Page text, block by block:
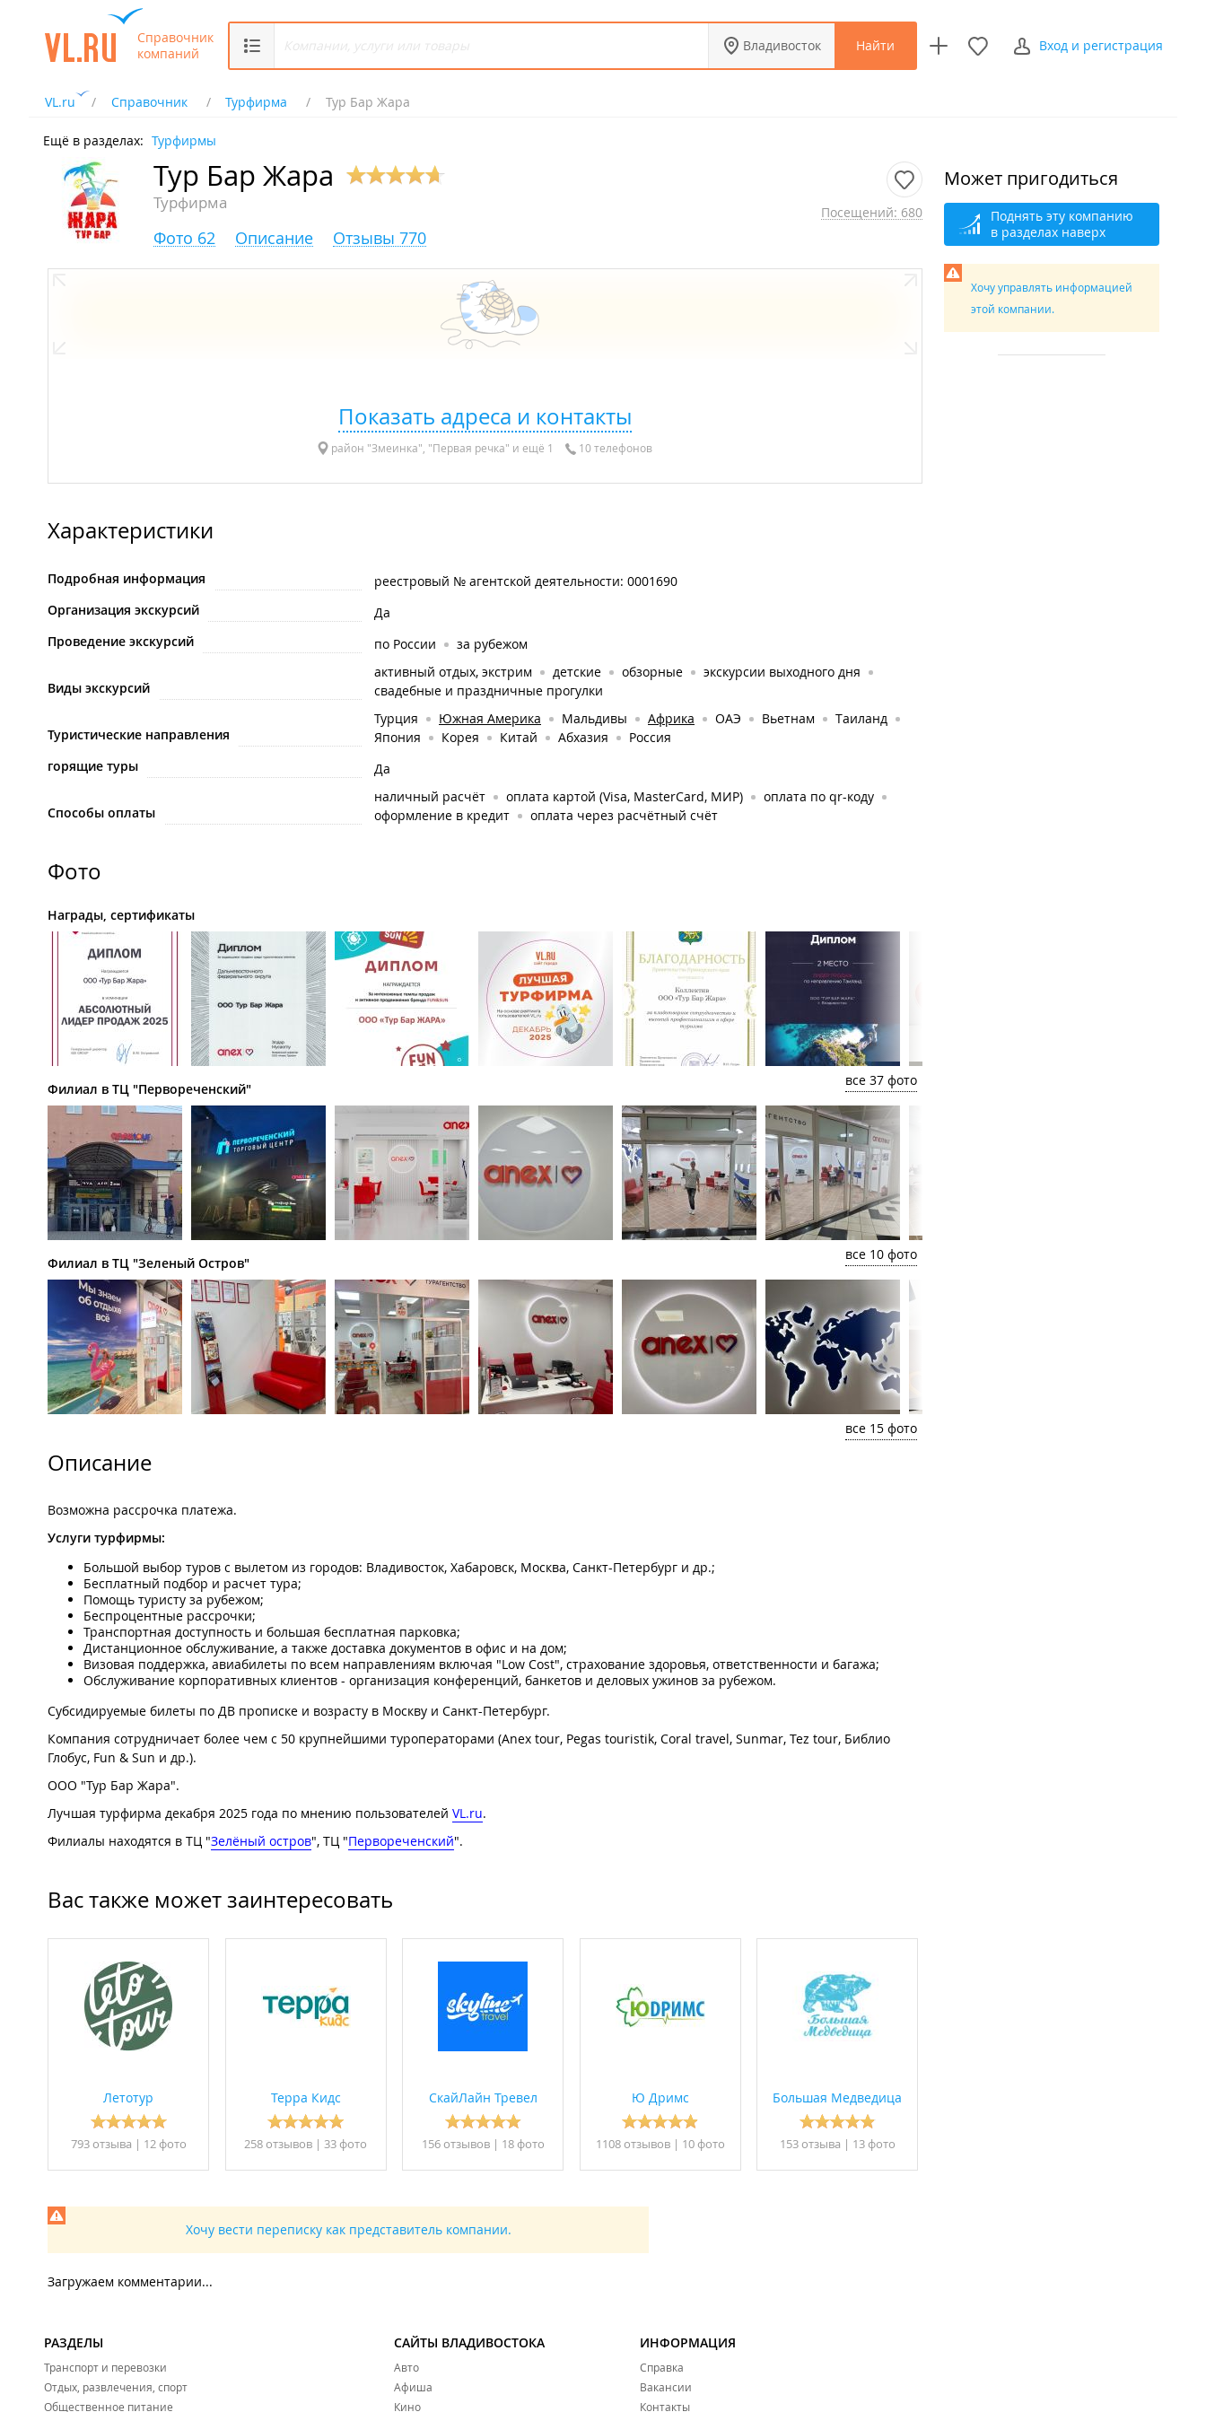
Справочник
компаний
Владивосток Найти Вход и регистрация
VL.ru Справочник Турфирма Тур Бар Жара
Ещё в разделах: Турфирмы
Тур Бар Жара
Турфирма Посещений: 680
Фото 62 Описание Отзывы 770
Показать адреса и контакты
район "Змеинка", "Первая речка" и ещё 1 10 телефонов
Характеристики
Подробная информация
реестровый № агентской деятельности: 0001690
Организация экскурсий
Да
Проведение экскурсий
по России за рубежом
Виды экскурсий
активный отдых, экстрим детские обзорные
экскурсии выходного дня
свадебные и праздничные прогулки
Туристические направления
Турция Южная Америка Мальдивы Африка ОАЭ Вьетнам
Таиланд
Япония
Корея Китай Абхазия
Россия
горящие туры
Да
Способы оплаты
наличный расчёт оплата картой (Visa, MasterCard, МИР)
оплата по qr-коду
оформление в кредит
оплата через расчётный счёт
Фото
Награды, сертификаты
все 37 фото
Филиал в ТЦ "Первореченский"
все 10 фото
Филиал в ТЦ "Зеленый Остров"
все 15 фото
Описание
Возможна рассрочка платежа.
Услуги турфирмы:
Большой выбор туров с вылетом из городов: Владивосток, Хабаровск, Москва, Санкт-Петербург и др.;
Бесплатный подбор и расчет тура;
Помощь туристу за рубежом;
Беспроцентные рассрочки;
Транспортная доступность и большая бесплатная парковка;
Дистанционное обслуживание, а также доставка документов в офис и на дом;
Визовая поддержка, авиабилеты по всем направлениям включая "Low Cost", страхование здоровья, ответственности и багажа;
Обслуживание корпоративных клиентов - организация конференций, банкетов и деловых ужинов за рубежом.
Субсидируемые билеты по ДВ прописке и возрасту в Москву и Санкт-Петербург.
Компания сотрудничает более чем с 50 крупнейшими туроператорами (Anex tour, Pegas touristik, Coral travel, Sunmar, Tez tour, Библио
Глобус, Fun & Sun и др.).
ООО "Тур Бар Жара".
Лучшая турфирма декабря 2025 года по мнению пользователей VL.ru.
Филиалы находятся в ТЦ "Зелёный остров", ТЦ "Первореченский".
Вас также может заинтересовать
Летотур
793 отзывa | 12 фото
Терра Кидс
258 отзывов | 33 фото
СкайЛайн Тревел
156 отзывов| 18 фото
Ю Дримс
1108 отзывов| 10 фото
Большая Медведица
153 отзывa | 13 фото
Хочу вести переписку как представитель компании.
Загружаем комментарии...
Может пригодиться
Поднять эту компанию
в разделах наверх
Хочу управлять информацией
этой компании.
РАЗДЕЛЫ
Транспорт и перевозки
Отдых, развлечения, спорт
Общественное питание
САЙТЫ ВЛАДИВОСТОКА
Авто
Афиша
Кино
ИНФОРМАЦИЯ
Справка
Вакансии
Контакты